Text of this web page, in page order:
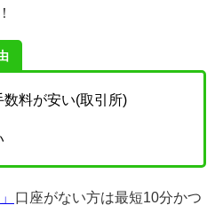
料が安い(取引所)
口座がない方は最短10分かつ